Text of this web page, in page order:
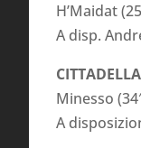
H’Maidat
A disp.
CITTADELLA
Minesso
A